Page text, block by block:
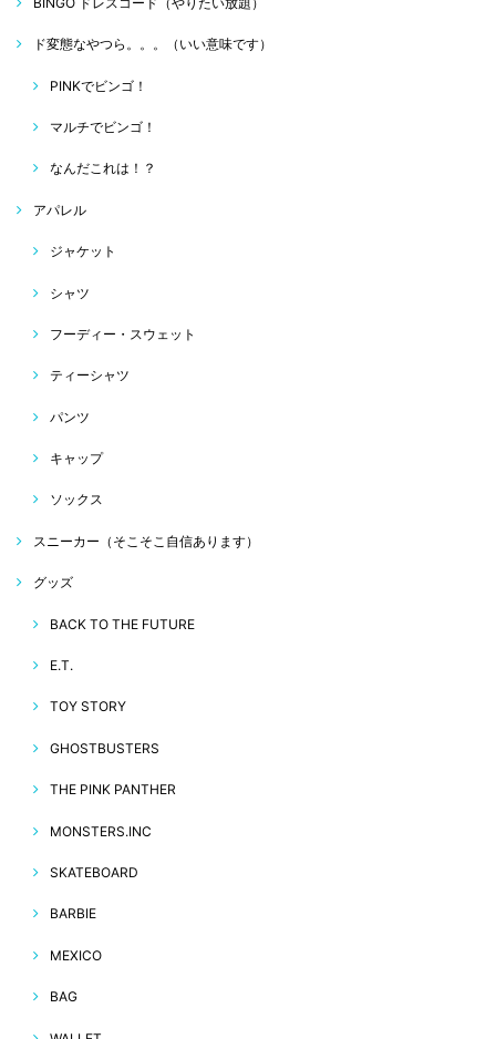
ド変態なやつら。。。（いい意味です）
PINKでビンゴ！
マルチでビンゴ！
なんだこれは！？
アパレル
ジャケット
シャツ
フーディー・スウェット
ティーシャツ
パンツ
キャップ
ソックス
スニーカー（そこそこ自信あります）
グッズ
BACK TO THE FUTURE
E.T.
TOY STORY
GHOSTBUSTERS
THE PINK PANTHER
MONSTERS.INC
SKATEBOARD
BARBIE
MEXICO
BAG